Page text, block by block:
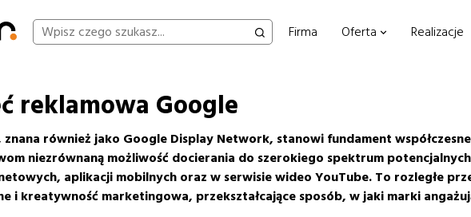
Firma Oferta Realizacje
reklamowa Google
znana również jako Google Display Network, stanowi fundament
niezrównaną możliwość docierania do szerokiego spektrum
aplikacji mobilnych oraz w serwisie wideo YouTube. To rozległe
i kreatywność marketingowa, przekształcające sposób, w jaki marki